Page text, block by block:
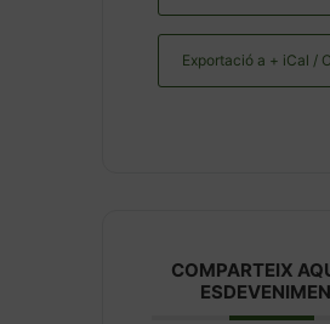
Exportació a + iCal /
COMPARTEIX